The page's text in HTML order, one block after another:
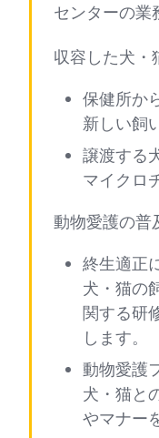
センターの業
収容した犬・
保健所か
新しい飼
譲渡する
マイクロ
動物愛護の普
終生適正
犬・猫の
関する研
します。
動物愛護
犬・猫と
やマナー